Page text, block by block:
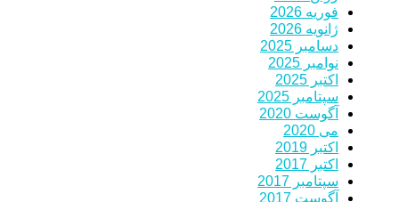
فوریه 2026
ژانویه 2026
دسامبر 2025
نوامبر 2025
اکتبر 2025
سپتامبر 2025
آگوست 2020
می 2020
اکتبر 2019
اکتبر 2017
سپتامبر 2017
آگوست 2017